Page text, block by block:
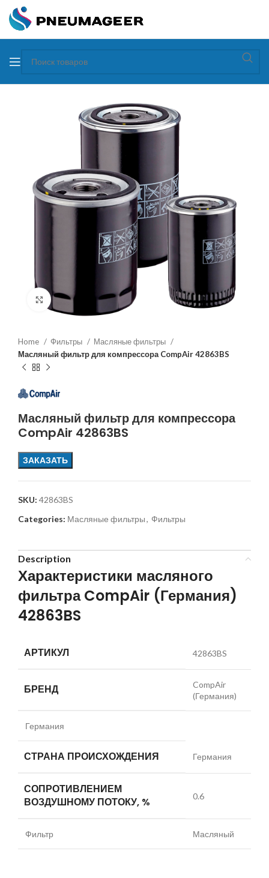
Увеличить
Home Фильтры
Масляные фильтры
Масляный фильтр для компрессора CompAir 42863BS
Масляный фильтр для компрессора
CompAir 42863BS
ЗАКАЗАТЬ
SKU: 42863BS
Categories: Масляные фильтры, Фильтры
Description
Характеристики масляного
фильтра CompAir (Германия)
42863BS
АРТИКУЛ 42863BS
БРЕНД
CompAir
(Германия)
Германия
СТРАНА ПРОИСХОЖДЕНИЯ Германия
СОПРОТИВЛЕНИЕМ
ВОЗДУШНОМУ ПОТОКУ, %
0.6
Фильтр Масляный